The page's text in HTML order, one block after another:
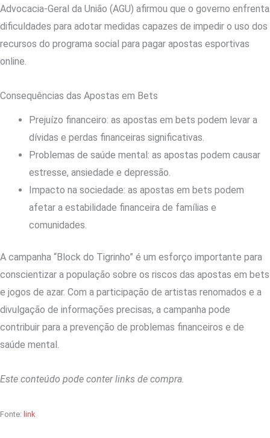
Advocacia-Geral da União (AGU) afirmou que o governo enfrenta
dificuldades para adotar medidas capazes de impedir o uso dos
recursos do programa social para pagar apostas esportivas
online.
Consequências das Apostas em Bets
Prejuízo financeiro: as apostas em bets podem levar a
dívidas e perdas financeiras significativas.
Problemas de saúde mental: as apostas podem causar
estresse, ansiedade e depressão.
Impacto na sociedade: as apostas em bets podem
afetar a estabilidade financeira de famílias e
comunidades.
A campanha “Block do Tigrinho” é um esforço importante para
conscientizar a população sobre os riscos das apostas em bets
e jogos de azar. Com a participação de artistas renomados e a
divulgação de informações precisas, a campanha pode
contribuir para a prevenção de problemas financeiros e de
saúde mental.
Este conteúdo pode conter links de compra.
Fonte: link